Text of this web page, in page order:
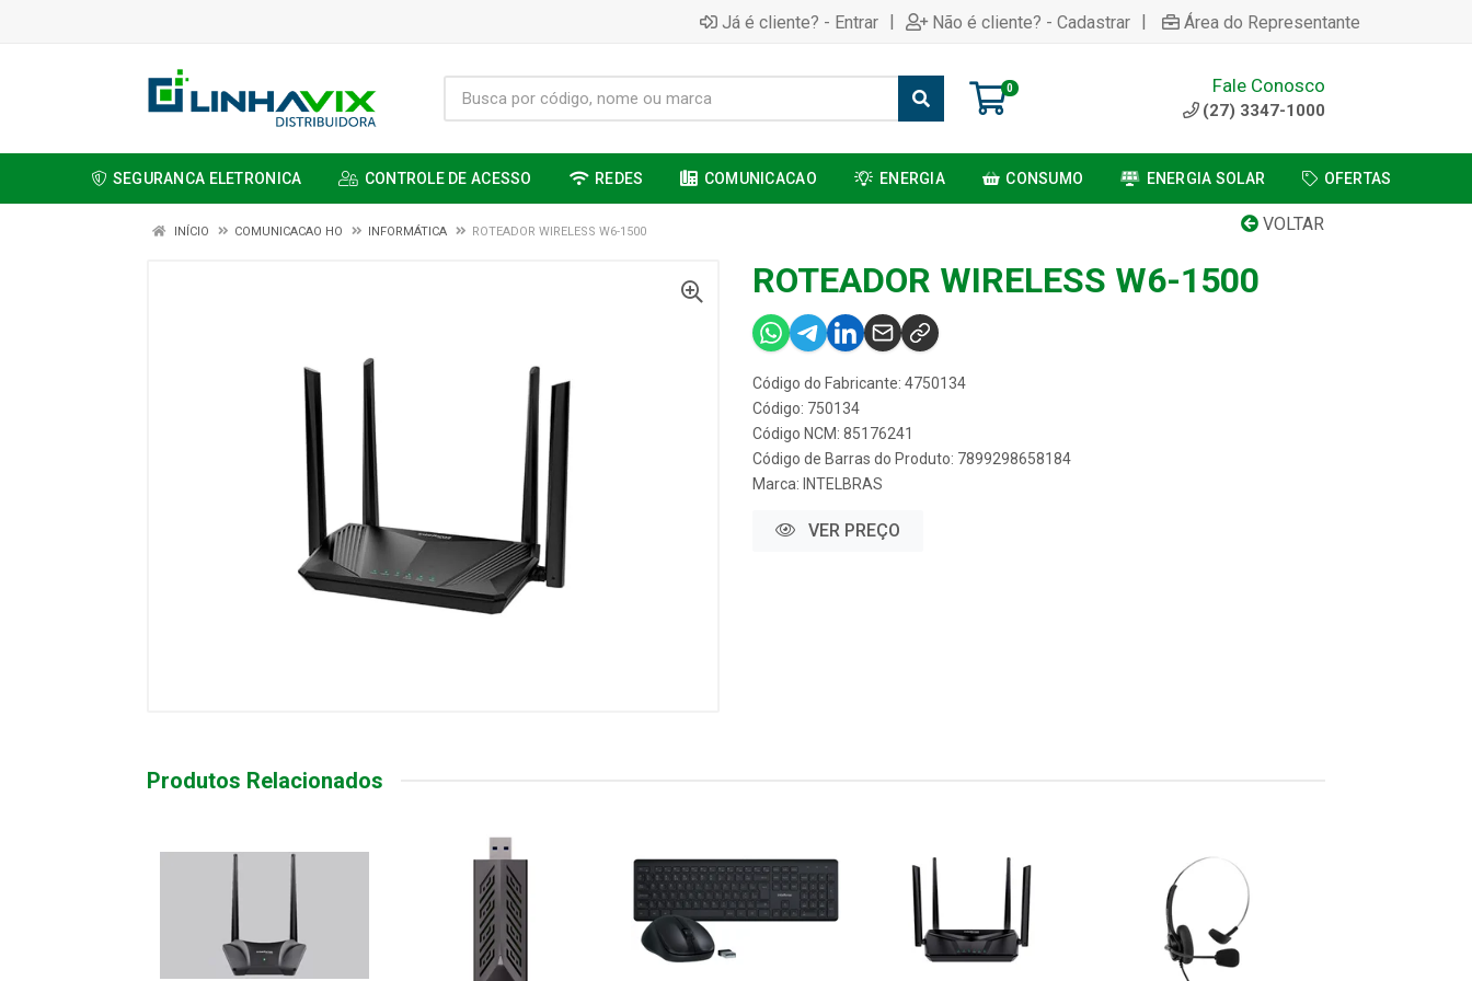
Já é cliente? - Entrar | Não é cliente? - Cadastrar | Área do Representante
0 Fale Conosco
(27) 3347-1000
SEGURANCA ELETRONICA CONTROLE DE ACESSO REDES COMUNICACAO ENERGIA CONSUMO ENERGIA SOLAR OFERTAS
VOLTAR
INÍCIO COMUNICACAO HO INFORMÁTICA ROTEADOR WIRELESS W6-1500
ROTEADOR WIRELESS W6-1500
Código do Fabricante: 4750134
Código: 750134
Código NCM: 85176241
Código de Barras do Produto: 7899298658184
Marca: INTELBRAS
VER PREÇO
Produtos Relacionados